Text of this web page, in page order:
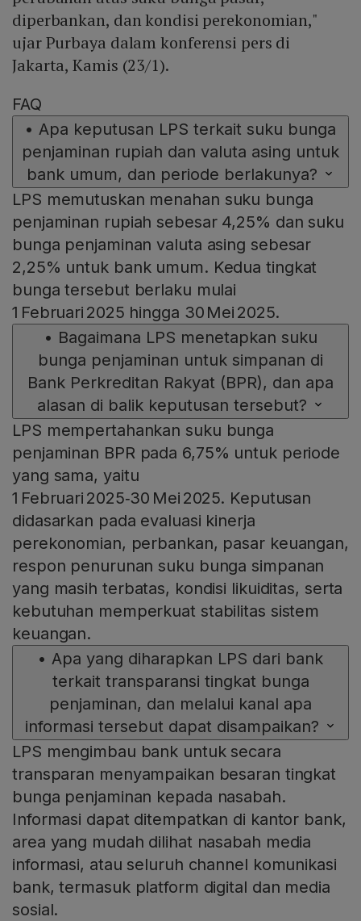
diperbankan, dan kondisi perekonomian,"
ujar Purbaya dalam konferensi pers di
Jakarta, Kamis (23/1).
FAQ
• Apa keputusan LPS terkait suku bunga
penjaminan rupiah dan valuta asing untuk
bank umum, dan periode berlakunya?
LPS memutuskan menahan suku bunga
penjaminan rupiah sebesar 4,25% dan suku
bunga penjaminan valuta asing sebesar
2,25% untuk bank umum. Kedua tingkat
bunga tersebut berlaku mulai
1 Februari 2025 hingga 30 Mei 2025.
• Bagaimana LPS menetapkan suku
bunga penjaminan untuk simpanan di
Bank Perkreditan Rakyat (BPR), dan apa
alasan di balik keputusan tersebut?
LPS mempertahankan suku bunga
penjaminan BPR pada 6,75% untuk periode
yang sama, yaitu
1 Februari 2025‑30 Mei 2025. Keputusan
didasarkan pada evaluasi kinerja
perekonomian, perbankan, pasar keuangan,
respon penurunan suku bunga simpanan
yang masih terbatas, kondisi likuiditas, serta
kebutuhan memperkuat stabilitas sistem
keuangan.
• Apa yang diharapkan LPS dari bank
terkait transparansi tingkat bunga
penjaminan, dan melalui kanal apa
informasi tersebut dapat disampaikan?
LPS mengimbau bank untuk secara
transparan menyampaikan besaran tingkat
bunga penjaminan kepada nasabah.
Informasi dapat ditempatkan di kantor bank,
area yang mudah dilihat nasabah media
informasi, atau seluruh channel komunikasi
bank, termasuk platform digital dan media
sosial.